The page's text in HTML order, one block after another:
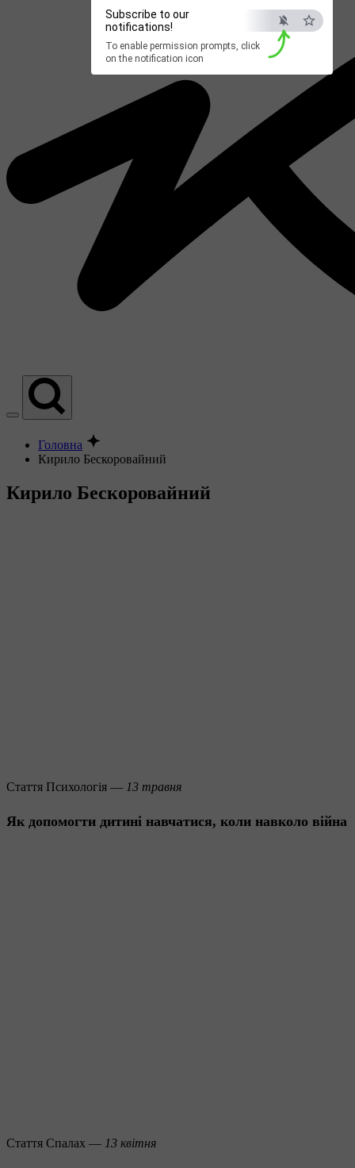
Subscribe to our
notifications!
To enable permission prompts, click
on the notification icon
Головна
Кирило Бескоровайний
Кирило Бескоровайний
Стаття Психологія — 13 травня
Як допомогти дитині навчатися, коли навколо війна
Стаття Спалах — 13 квітня